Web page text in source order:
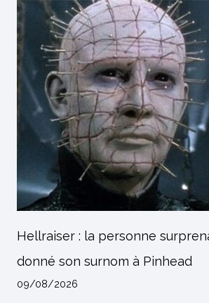
Hellraiser : la personne
donné son surnom à Pinhead
09/08/2026